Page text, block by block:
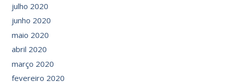
julho 2020
junho 2020
maio 2020
abril 2020
março 2020
fevereiro 2020